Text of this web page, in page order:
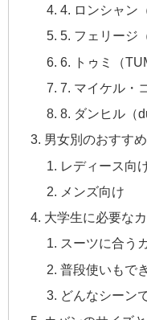
4. ロンシャン
5. フェリージ
6. トゥミ（
7. マイケル・
8. ダンヒル（
男女別のおすす
レディース向
メンズ向け
大学生に必要な
スーツに合う
普段使いもで
どんなシーン